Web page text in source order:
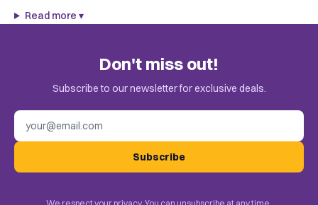
Read more ▾
Don't miss out!
Subscribe to our newsletter for exclusive deals.
Subscribe